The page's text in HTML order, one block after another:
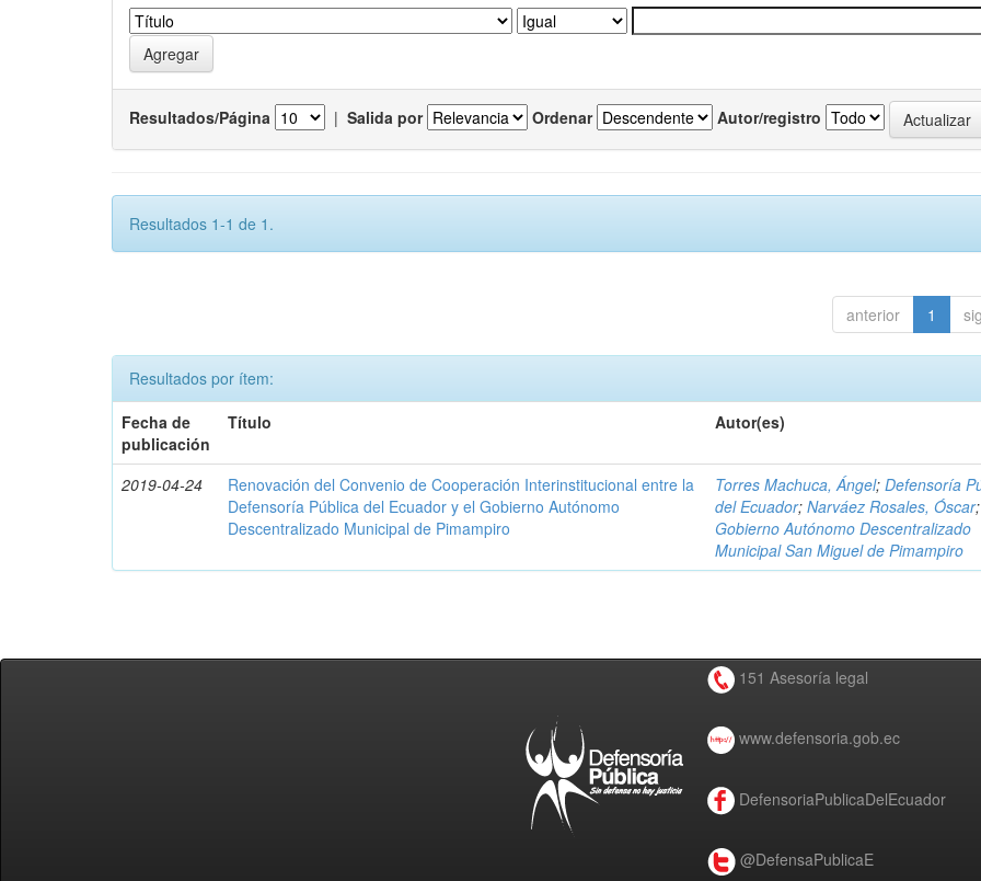
Resultados/Página | Salida por Ordenar Autor/registro
Resultados 1-1 de 1.
anterior 1
Resultados por ítem:
Fecha de
publicación
Título Autor(es)
2019-04-24
Renovación del Convenio de Cooperación Interinstitucional entre la
Defensoría Pública del Ecuador y el Gobierno Autónomo
Descentralizado Municipal de Pimampiro
Torres Machuca, Ángel;Defensoría
del Ecuador;Narváez Rosales, Óscar;
Gobierno Autónomo Descentralizado
Municipal San Miguel de Pimampiro
151 Asesoría legal
www.defensoria.gob.ec
DefensoriaPublicaDelEcuador
@DefensaPublicaE